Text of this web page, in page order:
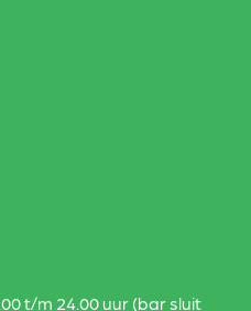
t/m 24.00 uur (bar sluit